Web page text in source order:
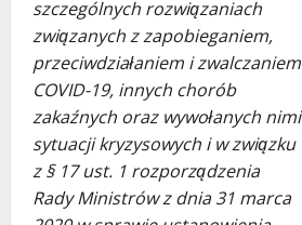
szczególnych rozwiązaniach
związanych z zapobieganiem,
przeciwdziałaniem i zwalczaniem
COVID-19, innych chorób
zakaźnych oraz wywołanych nimi
sytuacji kryzysowych i w związku
z § 17 ust. 1 rozporządzenia
Rady Ministrów z dnia 31 marca